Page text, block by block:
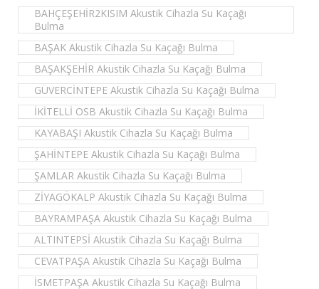
BAHÇEŞEHİR2KISIM Akustik Cihazla Su Kaçağı
Bulma
BAŞAK Akustik Cihazla Su Kaçağı Bulma
BAŞAKŞEHİR Akustik Cihazla Su Kaçağı Bulma
GÜVERCİNTEPE Akustik Cihazla Su Kaçağı Bulma
İKİTELLİ OSB Akustik Cihazla Su Kaçağı Bulma
KAYABAŞI Akustik Cihazla Su Kaçağı Bulma
ŞAHİNTEPE Akustik Cihazla Su Kaçağı Bulma
ŞAMLAR Akustik Cihazla Su Kaçağı Bulma
ZİYAGÖKALP Akustik Cihazla Su Kaçağı Bulma
BAYRAMPAŞA Akustik Cihazla Su Kaçağı Bulma
ALTINTEPSİ Akustik Cihazla Su Kaçağı Bulma
CEVATPAŞA Akustik Cihazla Su Kaçağı Bulma
İSMETPAŞA Akustik Cihazla Su Kaçağı Bulma